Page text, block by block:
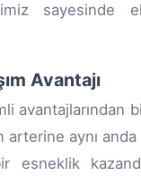
sayesinde
Avantajı
aynı